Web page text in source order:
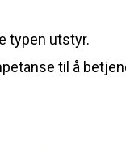
typen utstyr.
til å